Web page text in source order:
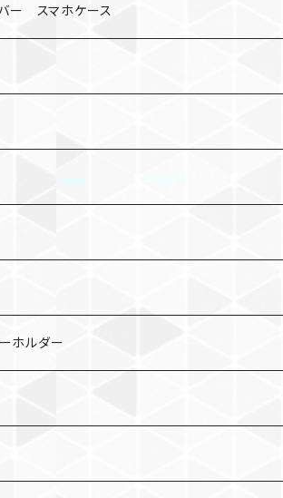
ー スマホケース
ストラップ
ホルダー